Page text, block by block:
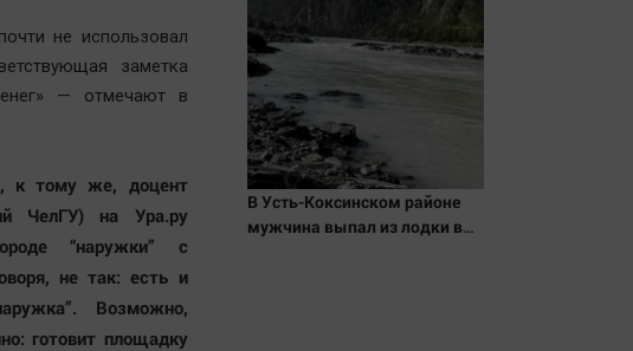
не использовал
заметка
— отмечают в
к тому же, доцент
ЧелГУ) на Ура.ру
“наружки” с
не так: есть и
Возможно,
готовит площадку
В Усть-Коксинском районе
мужчина выпал из лодки в